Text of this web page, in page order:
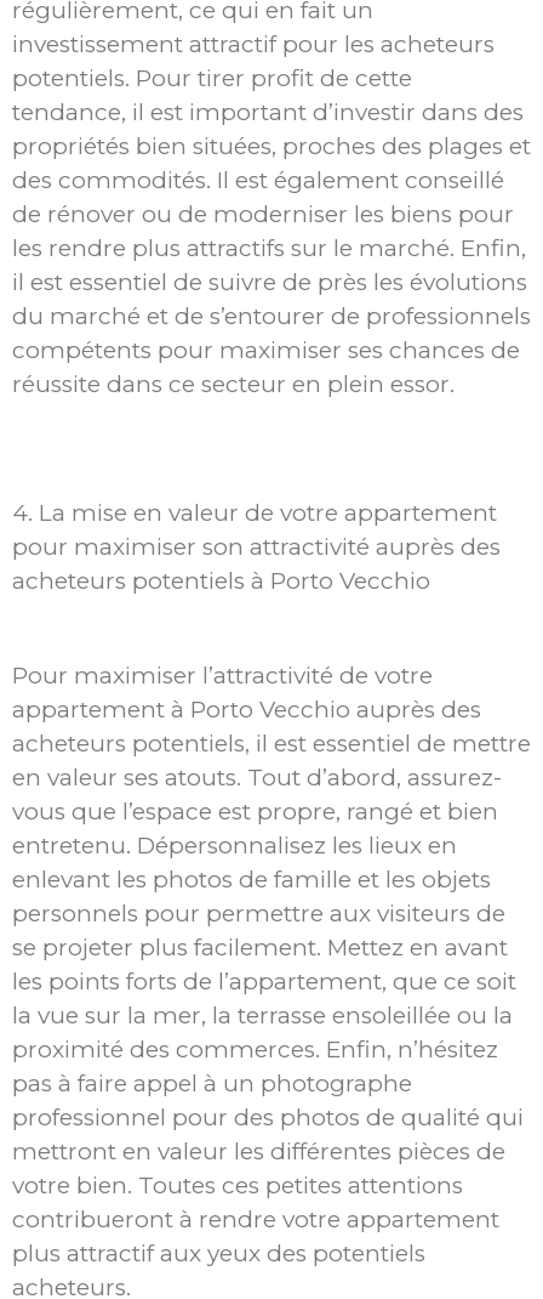
régulièrement, ce qui en fait un
investissement attractif pour les acheteurs
potentiels. Pour tirer profit de cette
tendance, il est important d’investir dans des
propriétés bien situées, proches des plages et
des commodités. Il est également conseillé
de rénover ou de moderniser les biens pour
les rendre plus attractifs sur le marché. Enfin,
il est essentiel de suivre de près les évolutions
du marché et de s’entourer de professionnels
compétents pour maximiser ses chances de
réussite dans ce secteur en plein essor.
4. La mise en valeur de votre appartement
pour maximiser son attractivité auprès des
acheteurs potentiels à Porto Vecchio
Pour maximiser l’attractivité de votre
appartement à Porto Vecchio auprès des
acheteurs potentiels, il est essentiel de mettre
en valeur ses atouts. Tout d’abord, assurez-
vous que l’espace est propre, rangé et bien
entretenu. Dépersonnalisez les lieux en
enlevant les photos de famille et les objets
personnels pour permettre aux visiteurs de
se projeter plus facilement. Mettez en avant
les points forts de l’appartement, que ce soit
la vue sur la mer, la terrasse ensoleillée ou la
proximité des commerces. Enfin, n’hésitez
pas à faire appel à un photographe
professionnel pour des photos de qualité qui
mettront en valeur les différentes pièces de
votre bien. Toutes ces petites attentions
contribueront à rendre votre appartement
plus attractif aux yeux des potentiels
acheteurs.